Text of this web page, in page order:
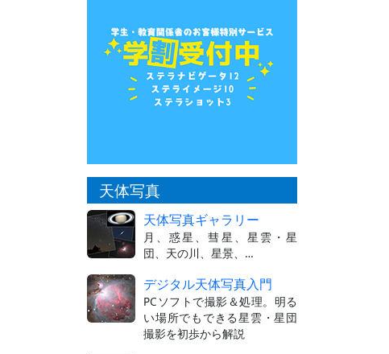
天体写真
天体写真ギャラリー
月、惑星、彗星、星雲・星
団、天の川、星景、…
デジタル天体写真入門
PCソフトで撮影＆処理。明る
い場所でもできる星雲・星団
撮影を初歩から解説